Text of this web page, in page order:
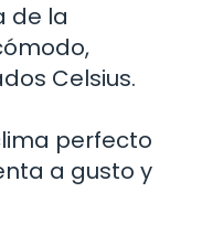
de la
Celsius.
perfecto
a gusto y